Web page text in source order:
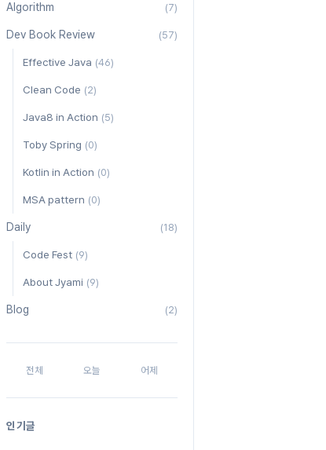
Algorithm (7)
Dev Book Review (57)
Effective Java (46)
Clean Code (2)
Java8 in Action (5)
Toby Spring (0)
Kotlin in Action (0)
MSA pattern (0)
Daily (18)
Code Fest (9)
About Jyami (9)
Blog (2)
전체 오늘 어제